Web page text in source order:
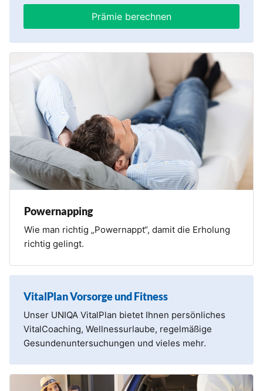
Prämie berechnen
Powernapping
Wie man richtig „Powernappt“, damit die Erholung
richtig gelingt.
VitalPlan Vorsorge und Fitness
Unser UNIQA VitalPlan bietet Ihnen persönliches
VitalCoaching, Wellnessurlaube, regelmäßige
Gesundenuntersuchungen und vieles mehr.